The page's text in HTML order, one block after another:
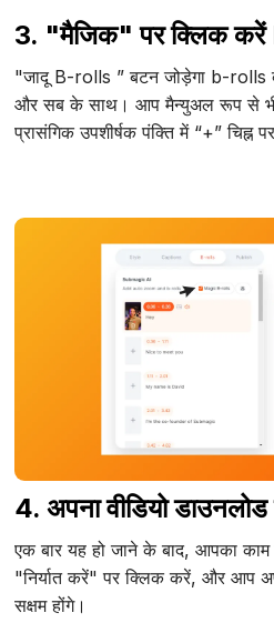
3. "मैजिक" पर क्लिक
"जादू B-rolls ” बटन जोड़ेगा b-
और सब के साथ। आप मैन्युअल रूप से
प्रासंगिक उपशीर्षक पंक्ति में “+” चिह्न
4. अपना वीडियो
एक बार यह हो जाने के बाद, आपका
"निर्यात करें" पर क्लिक करें, और आप
सक्षम होंगे।